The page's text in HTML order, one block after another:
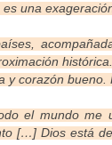
una
histórica
y corazón
el mundo me
[…] Dios está